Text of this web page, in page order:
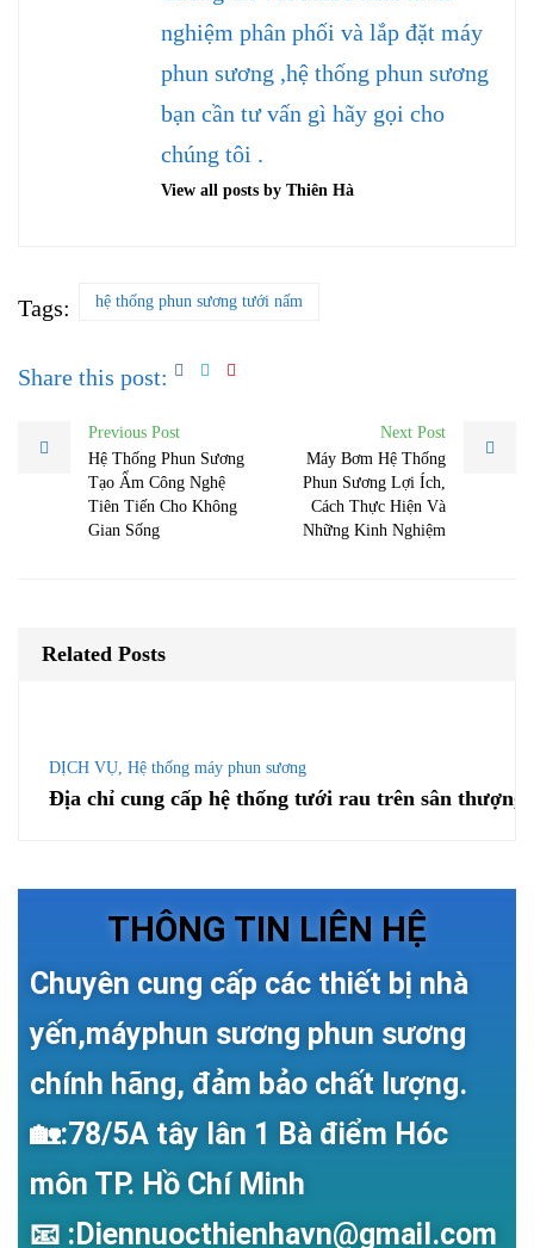
nghiệm phân phối và lắp đặt máy
phun sương ,hệ thống phun sương
bạn cần tư vấn gì hãy gọi cho
chúng tôi .
View all posts by Thiên Hà
Tags: hệ thống phun sương tưới nấm
Share this post:
Previous Post
Hệ Thống Phun Sương
Tạo Ẩm Công Nghệ
Tiên Tiến Cho Không
Gian Sống
Next Post
Máy Bơm Hệ Thống
Phun Sương Lợi Ích,
Cách Thực Hiện Và
Những Kinh Nghiệm
Related Posts
DỊCH VỤ, Hệ thống máy phun sương
Địa chỉ cung cấp hệ thống tưới rau trên sân
THÔNG TIN LIÊN HỆ
Chuyên cung cấp các thiết bị nhà
yến,máyphun sương phun sương
chính hãng, đảm bảo chất lượng.
🏡:78/5A tây lân 1 Bà điểm Hóc
môn TP. Hồ Chí Minh
📧 :Diennuocthienhavn@gmail.com